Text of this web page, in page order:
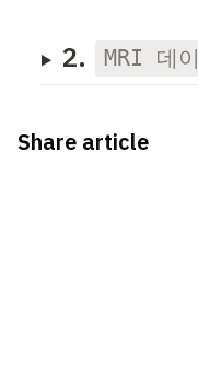
2. MRI 데
Share article